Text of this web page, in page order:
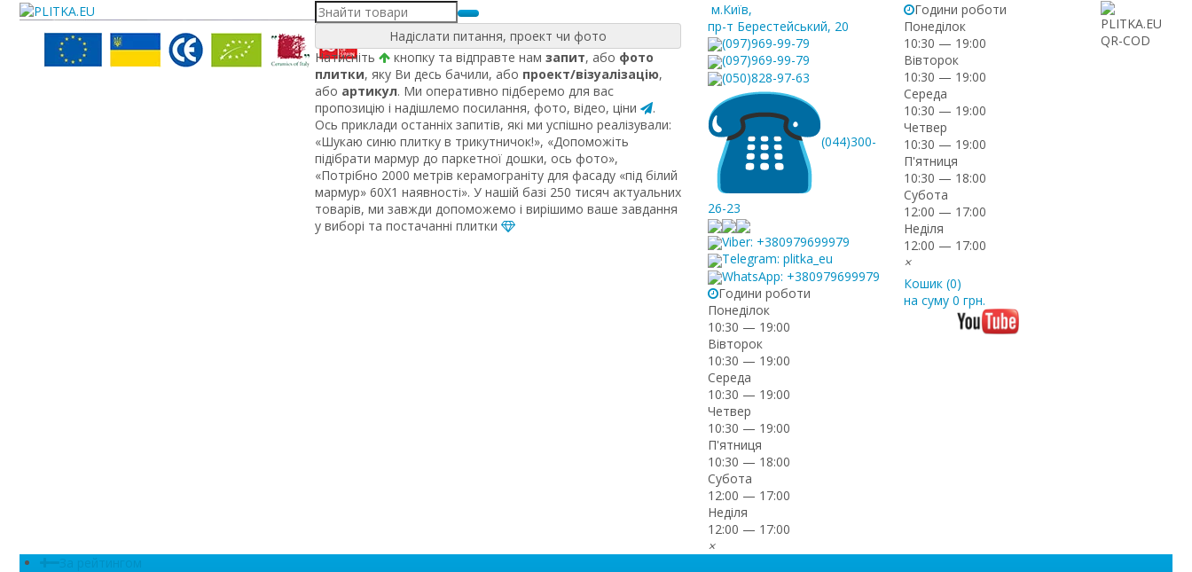
Надіслати питання, проект чи фото
Натисніть
кнопку та відправте нам запит, або фото
плитки, яку Ви десь бачили, або проект/візуалізацію,
або артикул. Ми оперативно підберемо для вас
пропозицію і надішлемо посилання, фото, відео, ціни
.
Ось приклади останніх запитів, які ми успішно реалізували:
«Шукаю синю плитку в трикутничок!», «Допоможіть
підібрати мармур до паркетної дошки, ось фото»,
«Потрібно 2000 метрів керамограніту для фасаду «під білий
мармур» 60Х1 наявності». У нашій базі 250 тисяч актуальних
товарів, ми завжди допоможемо і вирішимо ваше завдання
у виборі та постачанні плитки
м.Київ,
пр-т Берестейський, 20
(097)969-99-79
(097)969-99-79
(050)828-97-63
(044)300-
26-23
Viber: +380979699979
Telegram: plitka_eu
WhatsApp: +380979699979
Години роботи
Понеділок
10:30 — 19:00
Вівторок
10:30 — 19:00
Середа
10:30 — 19:00
Четвер
10:30 — 19:00
П'ятниця
10:30 — 18:00
Субота
12:00 — 17:00
Неділя
12:00 — 17:00
×
Години роботи
Понеділок
10:30 — 19:00
Вівторок
10:30 — 19:00
Середа
10:30 — 19:00
Четвер
10:30 — 19:00
П'ятниця
10:30 — 18:00
Субота
12:00 — 17:00
Неділя
12:00 — 17:00
×
Кошик (0)
на суму0 грн.
За рейтингом